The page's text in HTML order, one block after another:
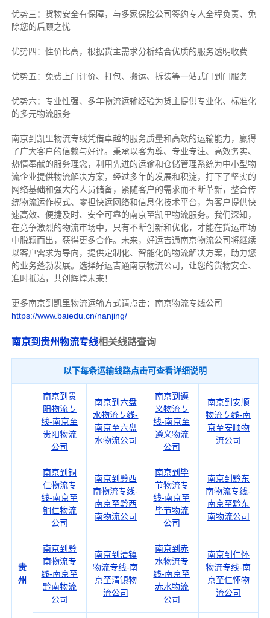
优势三：货物安全有保障，与多家保险公司签约专人全程负责、免
除您的后顾之忧
优势四：性价比高，根据货主需求分析结合优质的服务透明收费
优势五：免费上门评价、打包、搬运、拆装等一站式门到门服务
优势六：专业性强、多年物流运输经验为货主提供专业化、标准化
的多元物流服务
南京到凯里物流专线凭借卓越的服务质量和高效的运输能力，赢得
了广大客户的信赖与好评。 秉承以客为尊、专业专注、高效务实、
热情奉献的服务理念，利用先进的运输和仓储管理系统为中小型物
流企业提供物流解决方案，经过多年的发展和积淀，打下了坚实的
网络基础和强大的人员储备，紧随客户的需求而不断革新，整合传
统物流运作模式、零担快运网络和信息化技术平台，为客户提供快
速高效、便捷及时、安全可靠的南京至凯里物流服务。 我们深知，
在竞争激烈的物流市场中，只有不断创新和优化，才能在货运市场
中脱颖而出，获得更多合作。 未来，好运吉通南京物流公司将继续
以客户需求为导向，提供定制化、智能化的物流解决方案，助力您
的业务蓬勃发展。选择好运吉通南京物流公司，让您的货物安全、
准时抵达，共创辉煌未来！
更多南京到凯里物流运输方式请点击：南京物流专线公司
https://www.baiedu.cn/nanjing/
南京到贵州物流专线相关线路查询
以下每条运输线路点击可查看详细说明
贵
州
南京到贵
阳物流专
线-南京至
贵阳物流
公司
南京到六盘
水物流专线-
南京至六盘
水物流公司
南京到遵
义物流专
线-南京至
遵义物流
公司
南京到安顺
物流专线-南
京至安顺物
流公司
南京到铜
仁物流专
线-南京至
铜仁物流
公司
南京到黔西
南物流专线-
南京至黔西
南物流公司
南京到毕
节物流专
线-南京至
毕节物流
公司
南京到黔东
南物流专线-
南京至黔东
南物流公司
南京到黔
南物流专
线-南京至
黔南物流
公司
南京到清镇
物流专线-南
京至清镇物
流公司
南京到赤
水物流专
线-南京至
赤水物流
公司
南京到仁怀
物流专线-南
京至仁怀物
流公司